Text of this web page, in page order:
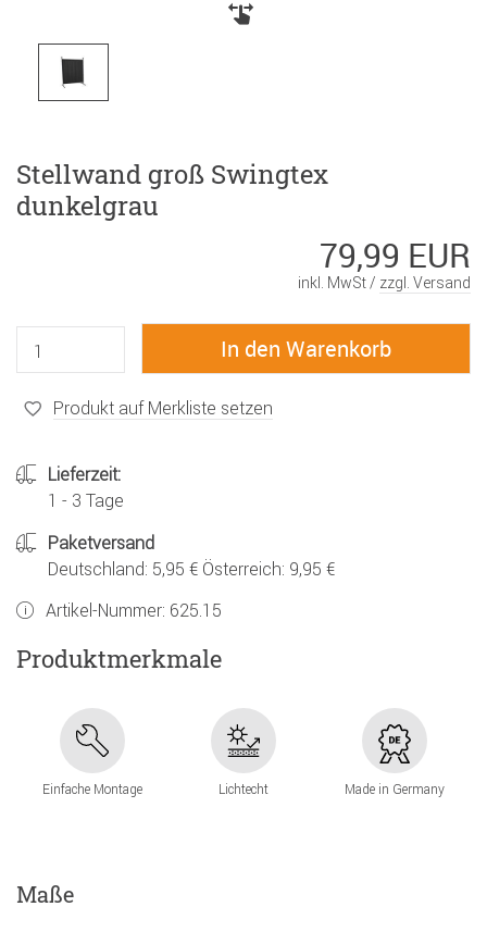
Stellwand groß Swingtex
dunkelgrau
79,99 EUR
inkl. MwSt / zzgl. Versand
Produkt auf Merkliste setzen
Lieferzeit:
1 - 3 Tage
Paketversand
Deutschland: 5,95 € Österreich: 9,95 €
Artikel-Nummer: 625.15
Produktmerkmale
Einfache Montage Lichtecht Made in Germany
Maße